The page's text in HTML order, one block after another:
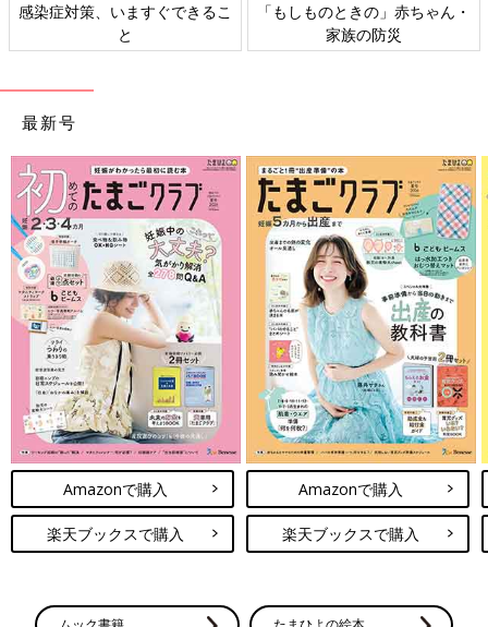
日本外来小児科学会リーフレッ
ト検討会
六星占術 細木かおりさんの人生
相談
最新号
Amazonで購入
楽天ブックスで購入
Amazonで購入
楽天ブックスで購入